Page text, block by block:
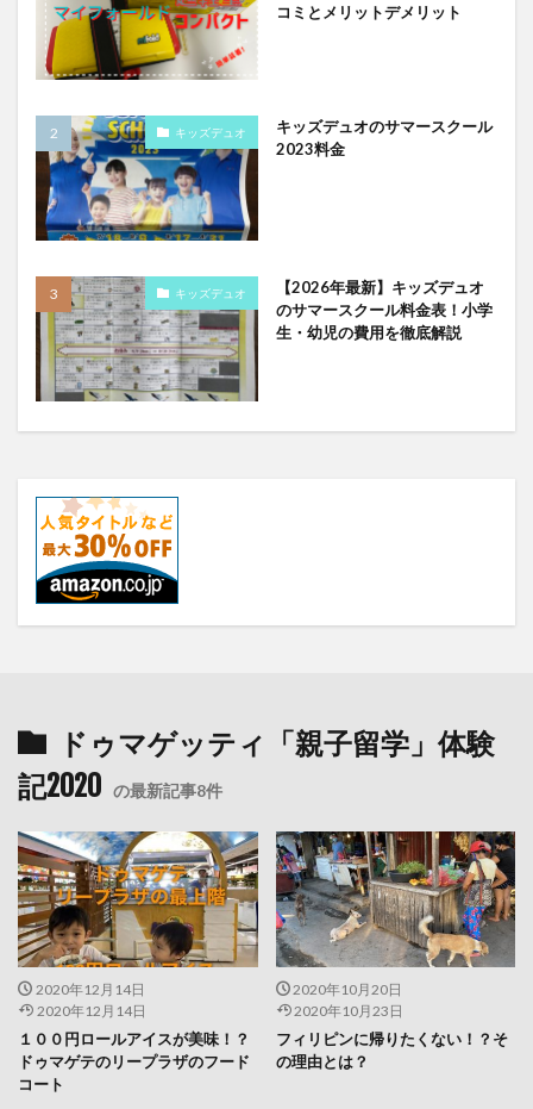
コミとメリットデメリット
キッズデュオ
キッズデュオのサマースクール
2023料金
キッズデュオ
【2026年最新】キッズデュオ
のサマースクール料金表！小学
生・幼児の費用を徹底解説
ドゥマゲッティ「親子留学」体験
記2020 の最新記事8件
2020年12月14日
2020年12月14日
１００円ロールアイスが美味！？
ドゥマゲテのリープラザのフード
コート
2020年10月20日
2020年10月23日
フィリピンに帰りたくない！？そ
の理由とは？